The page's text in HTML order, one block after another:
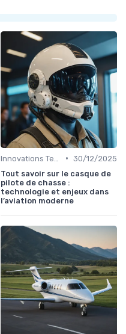
• 30/12/2025
Tout savoir sur le casque de
pilote de chasse :
technologie et enjeux dans
l’aviation moderne